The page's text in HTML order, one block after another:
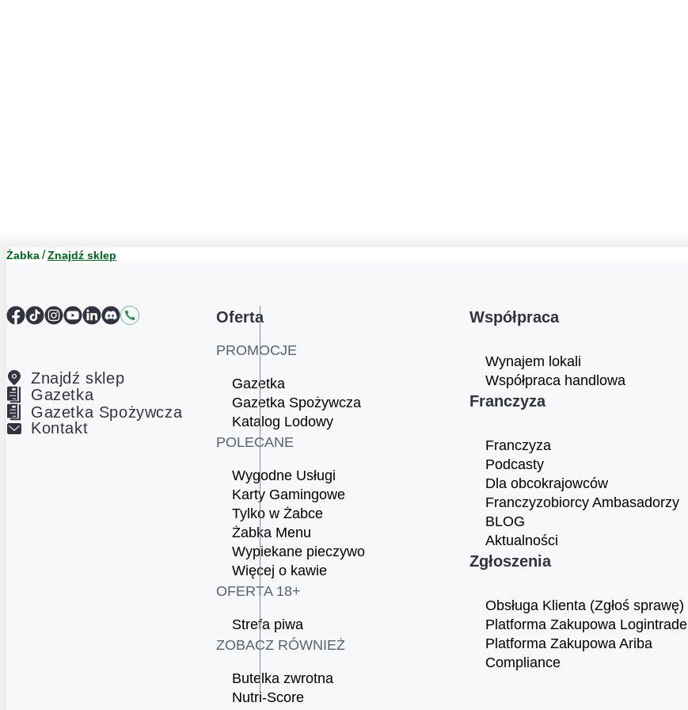
Żabka Znajdź sklep
Facebook
TikTokInstagram
YouTube
LinkedIn
DiscordKontakt
Znajdź sklep
Gazetka
Gazetka Spożywcza
Kontakt
Oferta
PROMOCJE
Gazetka
Gazetka Spożywcza
Katalog Lodowy
POLECANE
Wygodne Usługi
Karty Gamingowe
Tylko w Żabce
Żabka Menu
Wypiekane pieczywo
Więcej o kawie
OFERTA 18+
Strefa piwa
ZOBACZ RÓWNIEŻ
Butelka zwrotna
Nutri-Score
Współpraca
Wynajem lokali
Współpraca handlowa
Franczyza
Franczyza
Podcasty
Dla obcokrajowców
Franczyzobiorcy Ambasadorzy
BLOG
Aktualności
Zgłoszenia
Obsługa Klienta (Zgłoś sprawę)
Platforma Zakupowa Logintrade
Platforma Zakupowa Ariba
Compliance